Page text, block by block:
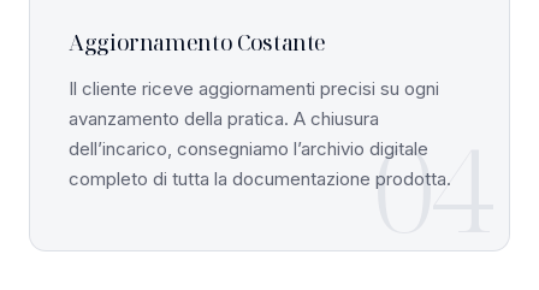
04
Aggiornamento Costante
Il cliente riceve aggiornamenti precisi su ogni
avanzamento della pratica. A chiusura
dell’incarico, consegniamo l’archivio digitale
completo di tutta la documentazione prodotta.